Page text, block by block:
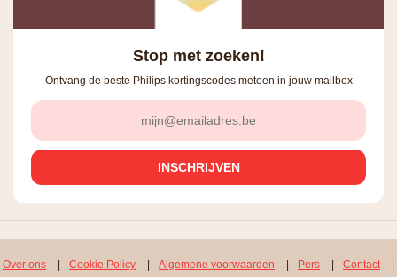
Stop met zoeken!
Ontvang de beste Philips kortingscodes meteen in jouw mailbox
Over ons Cookie Policy Algemene voorwaarden Pers Contact